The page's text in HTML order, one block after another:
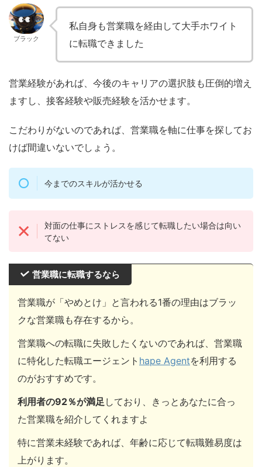
ブラック
私自身も営業職を経由して大手ホワイト
に転職できました
営業経験があれば、今後のキャリアの選択肢も圧倒的増え
ますし、接客経験や販売経験を活かせます。
こだわりがないのであれば、営業職を軸に仕事を探してお
けば間違いないでしょう。
今までのスキルが活かせる
対面の仕事にストレスを感じて転職したい場合は向い
てない
営業職に転職するなら
営業職が「やめとけ」と言われる1番の理由はブラッ
クな営業職も存在するから。
営業職への転職に失敗したくないのであれば、営業職
に特化した転職エージェント hape Agentを利用する
のがおすすめです。
利用者の92％が満足しており、きっとあなたに合っ
た営業職を紹介してくれますよ
特に営業未経験であれば、年齢に応じて転職難易度は
上がります。